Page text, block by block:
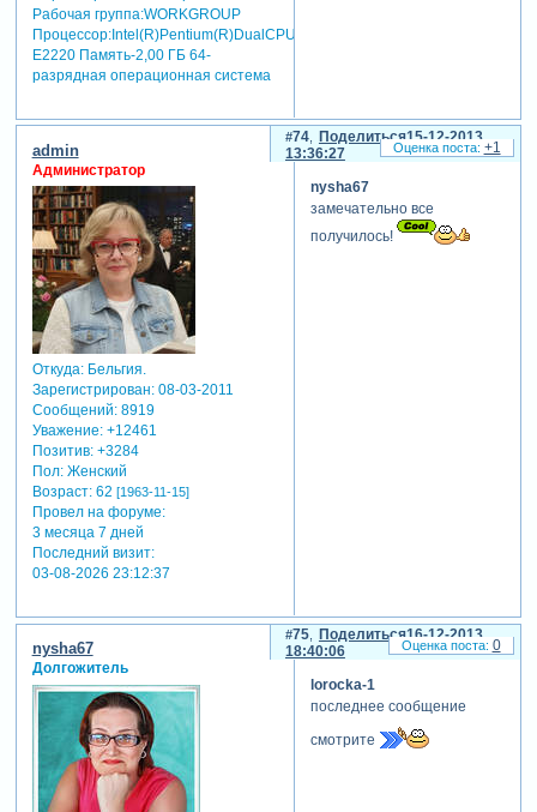
Рабочая группа:WORKGROUP
Процессор:Intel(R)Pentium(R)DualCPU
E2220 Память-2,00 ГБ 64-
разрядная операционная система
отредактировано nysha67
(15-12-2013 08:49:38)
Поделиться
74
15-12-2013
13:36:27
admin
Администратор
Откуда:Бельгия.
Зарегистрирован: 08-03-2011
Сообщений:8919
Уважение: +12461
Позитив: +3284
Пол:Женский
Возраст:62 [1963-11-15]
Провел на форуме:
3 месяца 7 дней
Последний визит:
03-08-2026 23:12:37
nysha67
замечательно все
получилось!
+1
Поделиться
75
16-12-2013
18:40:06
nysha67
Долгожитель
lorocka-1
последнее сообщение
смотрите
0